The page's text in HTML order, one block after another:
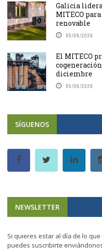
Galicia
MITECO
renovable
05/08/2026
El MITECO
diciembre
05/08/2026
SÍGUENOS
NEWSLETTER
Si quieres estar al día de lo
puedes suscribirte